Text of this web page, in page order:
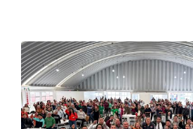
COORDINADORES
TRANSPARENCIA